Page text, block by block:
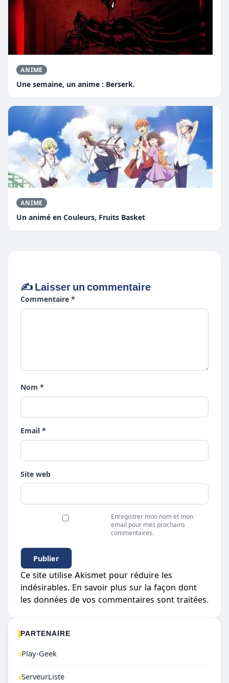
ANIME
Une semaine, un anime : Berserk.
ANIME
Un animé en Couleurs, Fruits Basket
✍️ Laisser un commentaire
Commentaire *
Nom *
Email *
Site web
Enregistrer mon nom et mon
email pour mes prochains
commentaires.
Ce site utilise Akismet pour réduire les
indésirables. En savoir plus sur la façon dont
les données de vos commentaires sont traitées.
PARTENAIRE
›Play-Geek
›ServeurListe